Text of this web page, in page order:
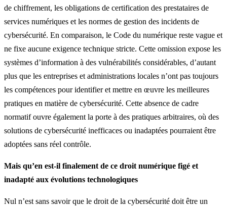
de chiffrement, les obligations de certification des prestataires de
services numériques et les normes de gestion des incidents de
cybersécurité. En comparaison, le Code du numérique reste vague et
ne fixe aucune exigence technique stricte. Cette omission expose les
systèmes d’information à des vulnérabilités considérables, d’autant
plus que les entreprises et administrations locales n’ont pas toujours
les compétences pour identifier et mettre en œuvre les meilleures
pratiques en matière de cybersécurité. Cette absence de cadre
normatif ouvre également la porte à des pratiques arbitraires, où des
solutions de cybersécurité inefficaces ou inadaptées pourraient être
adoptées sans réel contrôle.
Mais qu’en est-il finalement de ce droit numérique figé et
inadapté aux évolutions technologiques
Nul n’est sans savoir que le droit de la cybersécurité doit être un